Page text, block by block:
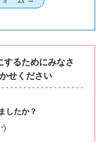
するためにみなさ
せください
したか？